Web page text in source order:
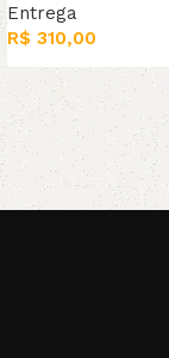
Entrega
R$ 310,00
Adicionar ao carrinho